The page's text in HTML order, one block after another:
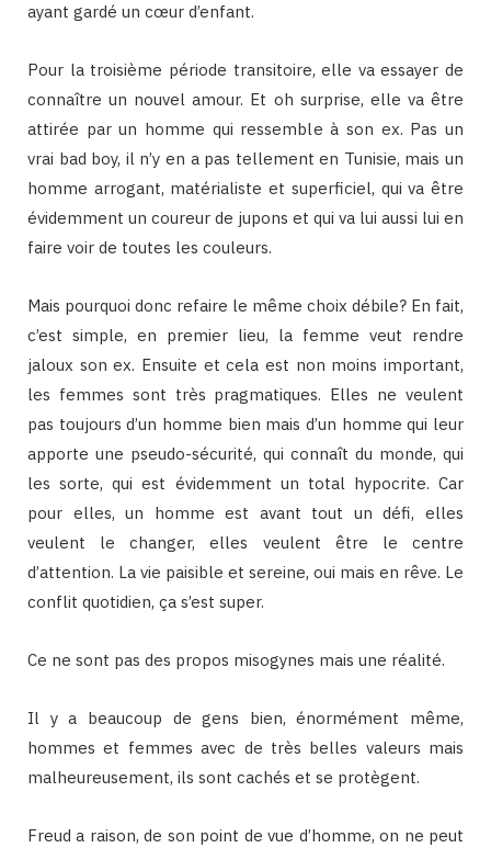
ayant gardé un cœur d’enfant.
Pour la troisième période transitoire, elle va essayer de
connaître un nouvel amour. Et oh surprise, elle va être
attirée par un homme qui ressemble à son ex. Pas un
vrai bad boy, il n’y en a pas tellement en Tunisie, mais un
homme arrogant, matérialiste et superficiel, qui va être
évidemment un coureur de jupons et qui va lui aussi lui en
faire voir de toutes les couleurs.
Mais pourquoi donc refaire le même choix débile? En fait,
c’est simple, en premier lieu, la femme veut rendre
jaloux son ex. Ensuite et cela est non moins important,
les femmes sont très pragmatiques. Elles ne veulent
pas toujours d’un homme bien mais d’un homme qui leur
apporte une pseudo-sécurité, qui connaît du monde, qui
les sorte, qui est évidemment un total hypocrite. Car
pour elles, un homme est avant tout un défi, elles
veulent le changer, elles veulent être le centre
d’attention. La vie paisible et sereine, oui mais en rêve. Le
conflit quotidien, ça s’est super.
Ce ne sont pas des propos misogynes mais une réalité.
Il y a beaucoup de gens bien, énormément même,
hommes et femmes avec de très belles valeurs mais
malheureusement, ils sont cachés et se protègent.
Freud a raison, de son point de vue d’homme, on ne peut